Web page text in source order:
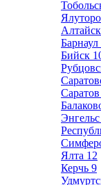
Барнаул
Бийск
Саратов
Энгельс
Ялта 12
Керчь 9